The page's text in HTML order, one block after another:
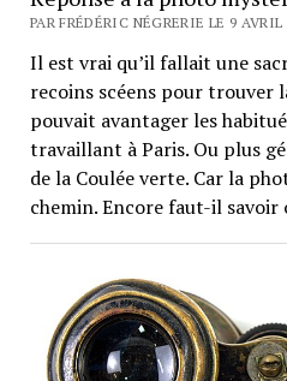
PAR FRÉDÉRIC NÉGRERIE LE 9 AVRIL
Il est vrai qu’il fallait une
recoins scéens pour trouver
pouvait avantager les
travaillant à Paris. Ou plus
de la Coulée verte. Car la
chemin. Encore faut-il savoir